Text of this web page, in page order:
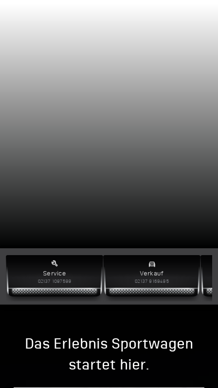
build
Service
02137 1097599
directions_car
Verkauf
02137 9169495
Das Erlebnis Sportwagen
startet hier.